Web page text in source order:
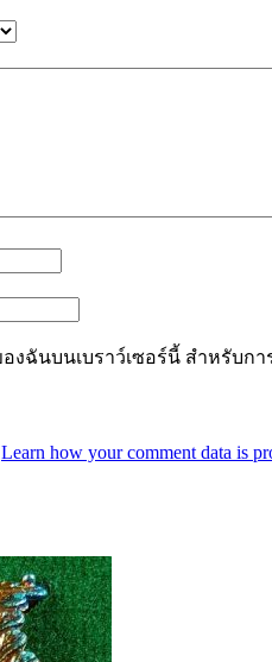
งฉันบนเบราว์เซอร์นี้ สำหรับก
Learn how your comment data is